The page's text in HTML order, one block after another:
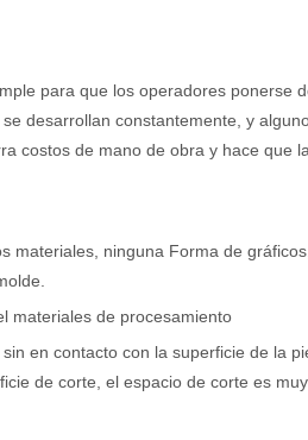
para que los operadores ponerse
desarrollan constantemente, y
costos de mano de obra y hace que
materiales, ninguna Forma de
materiales de procesamiento
en contacto con la superficie de la
de corte, el espacio de corte es